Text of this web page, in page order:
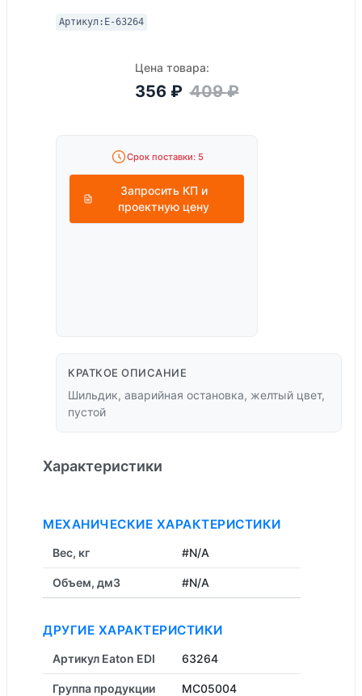
Артикул: E-63264
Цена товара:
356 ₽ 409₽
Срок поставки: 5
Запросить КП и
проектную цену
КРАТКОЕ ОПИСАНИЕ
Шильдик, аварийная остановка, желтый цвет,
пустой
Характеристики
МЕХАНИЧЕСКИЕ ХАРАКТЕРИСТИКИ
Вес, кг #N/A
Объем, дм3 #N/A
ДРУГИЕ ХАРАКТЕРИСТИКИ
Артикул Eaton EDI 63264
Группа продукции MC05004